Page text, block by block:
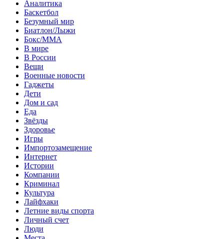
Аналитика
Баскетбол
Безумный мир
Биатлон/Лыжи
Бокс/MMA
В мире
В России
Вещи
Военные новости
Гаджеты
Дети
Дом и сад
Еда
Звёзды
Здоровье
Игры
Импортозамещение
Интернет
Истории
Компании
Криминал
Культура
Лайфхаки
Летние виды спорта
Личный счет
Люди